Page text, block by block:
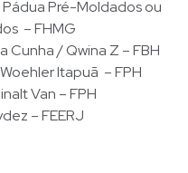
Pré-Moldados ou
– FHMG
Cunha / Qwina Z – FBH
Itapuã – FPH
Van – FPH
– FEERJ